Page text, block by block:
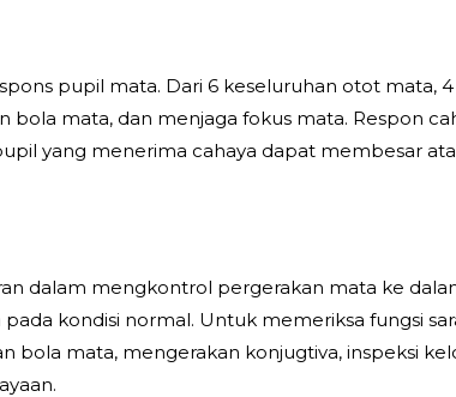
pupil mata. Dari 6 keseluruhan otot mata,
mata, dan menjaga fokus mata. Respon
yang menerima cahaya dapat membesar
dalam mengkontrol pergerakan mata ke
kondisi normal. Untuk memeriksa fungsi
bola mata, mengerakan konjugtiva, inspeksi